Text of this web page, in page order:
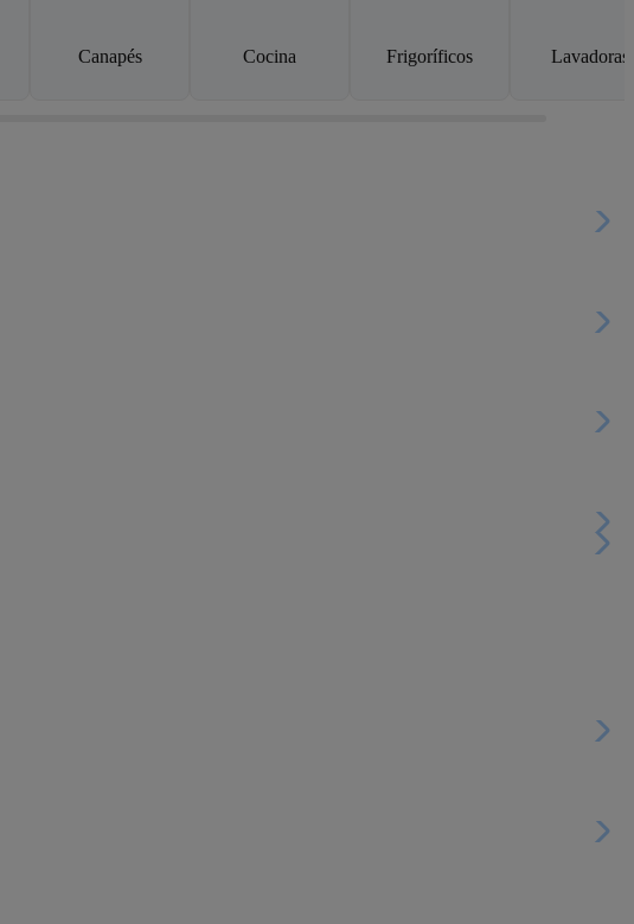
Canapés Cocina Frigoríficos Lavadoras